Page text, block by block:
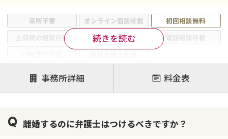
来所不要 オンライン面談可能
初回相談無料
土日祝の相談可能
19時以降電話可能
電話相談可能
注力案件
離婚前相談
離婚調停
離婚裁判
不貞・不倫慰謝料請求
国際離婚
養育費問題
続きを読む
事務所詳細 料金表
離婚するのに弁護士はつけるべきですか？